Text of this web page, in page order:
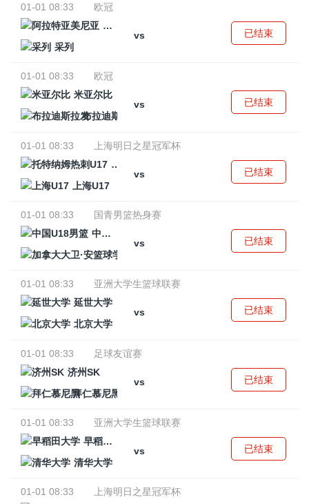
01-01 08:33
欧冠
阿拉特亚美尼亚
vs
采列
已结束
01-01 08:33
欧冠
米亚尔比
vs
布拉迪斯拉发
已结束
01-01 08:33
上海明日之星冠军杯
托特纳姆热刺U17
vs
上海U17
已结束
01-01 08:33
国青男篮热身赛
中国U18男篮
vs
已结束
01-01 08:33
亚洲大学生篮球联赛
延世大学
vs
北京大学
已结束
01-01 08:33
足球友谊赛
济州SK
vs
拜仁慕尼黑
已结束
01-01 08:33
亚洲大学生篮球联赛
早稻田大学
vs
清华大学
已结束
01-01 08:33
上海明日之星冠军杯